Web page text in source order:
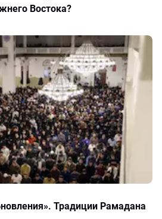
Востока?
Традиции Рамадана